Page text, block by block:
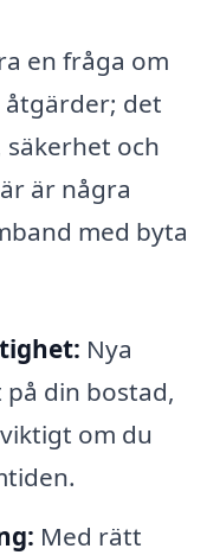
en fråga om
åtgärder; det
och
är några
med byta
Nya
din bostad,
om du
Med rätt